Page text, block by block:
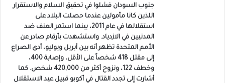
جنوب السودان فشلوا في تحقيق السلام والاستقرار
اللذين كانا مأمولين عندما حصلت البلاد على
استقلالها في عام 2011، بينما استمر العنف ضد
المدنيين في الازدياد. واستشهدت بأرقام صادر عن
الأمم المتحدة تظهر أنه بين أبريل ويوليو، أدى الصراع
إلى مقتل 418 شخصاً على الأقل، وإصابة 400،
وخطف 122، ونزوح أكثر من 420,000 شخص. كما
أشارت إلى تجدد القتال في أكوبو قبيل عيد الاستقلال